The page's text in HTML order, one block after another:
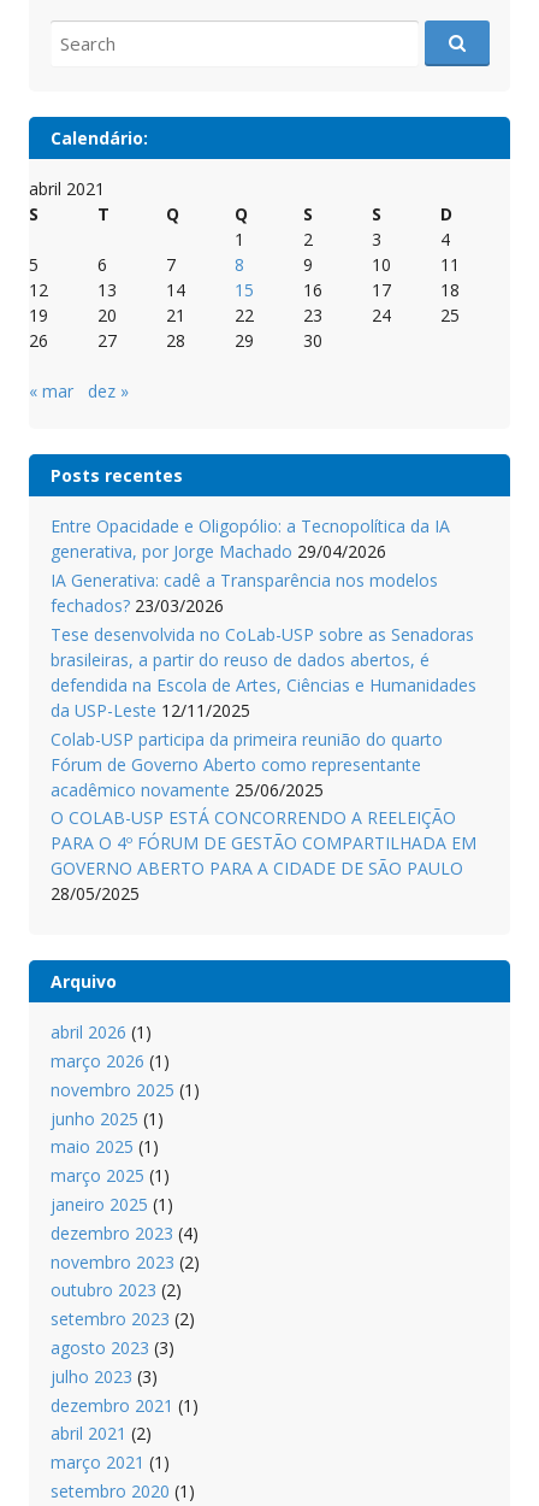
for:
Calendário:
abril 2021
S
T Q Q S S
D
1
2 3
4
5
6 7 8 9 10
11
12
13 14 15 16 17
18
19
20 21 22 23 24
25
26
27 28 29 30
« mar dez »
Posts recentes
Entre Opacidade e Oligopólio: a Tecnopolítica da IA
generativa, por Jorge Machado 29/04/2026
IA Generativa: cadê a Transparência nos modelos
fechados? 23/03/2026
Tese desenvolvida no CoLab-USP sobre as Senadoras
brasileiras, a partir do reuso de dados abertos, é
defendida na Escola de Artes, Ciências e Humanidades
da USP-Leste 12/11/2025
Colab-USP participa da primeira reunião do quarto
Fórum de Governo Aberto como representante
acadêmico novamente 25/06/2025
O COLAB-USP ESTÁ CONCORRENDO A REELEIÇÃO
PARA O 4º FÓRUM DE GESTÃO COMPARTILHADA EM
GOVERNO ABERTO PARA A CIDADE DE SÃO PAULO
28/05/2025
Arquivo
abril 2026 (1)
março 2026 (1)
novembro 2025 (1)
junho 2025 (1)
maio 2025 (1)
março 2025 (1)
janeiro 2025 (1)
dezembro 2023 (4)
novembro 2023 (2)
outubro 2023 (2)
setembro 2023 (2)
agosto 2023 (3)
julho 2023 (3)
dezembro 2021 (1)
abril 2021 (2)
março 2021 (1)
setembro 2020 (1)